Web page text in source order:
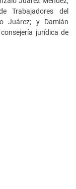
Trabajadores del
Juárez; y Damián
jurídica de